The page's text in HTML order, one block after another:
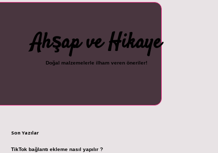
Ahşap ve Hikaye
Doğal malzemelerle ilham veren öneriler!
Son Yazılar
TikTok bağlantı ekleme nasıl yapılır ?